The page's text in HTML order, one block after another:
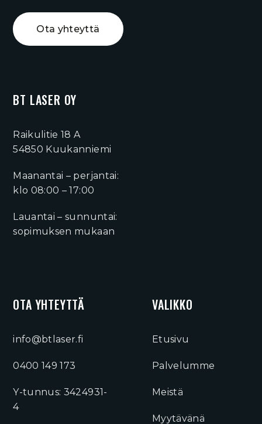
BT LASER OY
Raikulitie 18 A
54850 Kuukanniemi
Maanantai – perjantai:
klo 08:00 – 17:00
Lauantai – sunnuntai:
sopimuksen mukaan
VALIKKO
Etusivu
Palvelumme
Meistä
Myytävänä
OTA YHTEYTTÄ
info@btlaser.fi
0400 149 173
Y-tunnus: 3424931-
4
Ota yhteyttä